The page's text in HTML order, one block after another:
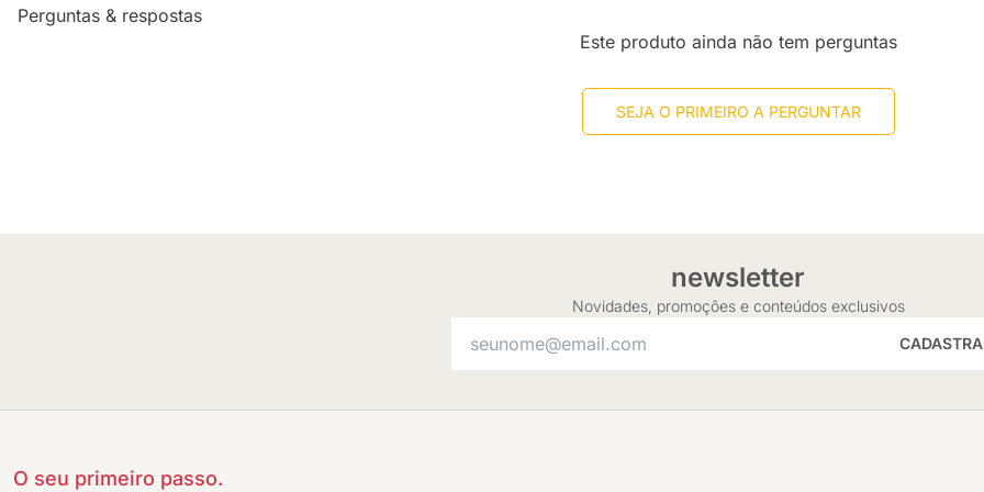
Perguntas & respostas
Este produto ainda não tem perguntas
SEJA O PRIMEIRO A PERGUNTAR
newsletter
Novidades, promoções e conteúdos exclusivos
O seu primeiro passo.